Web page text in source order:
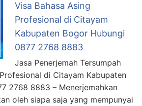
Visa Bahasa Asing
Profesional di Citayam
Kabupaten Bogor Hubungi
0877 2768 8883
Jasa Penerjemah Tersumpah
di Citayam Kabupaten
2768 8883 – Menerjemahkan
oleh siapa saja yang mempunyai